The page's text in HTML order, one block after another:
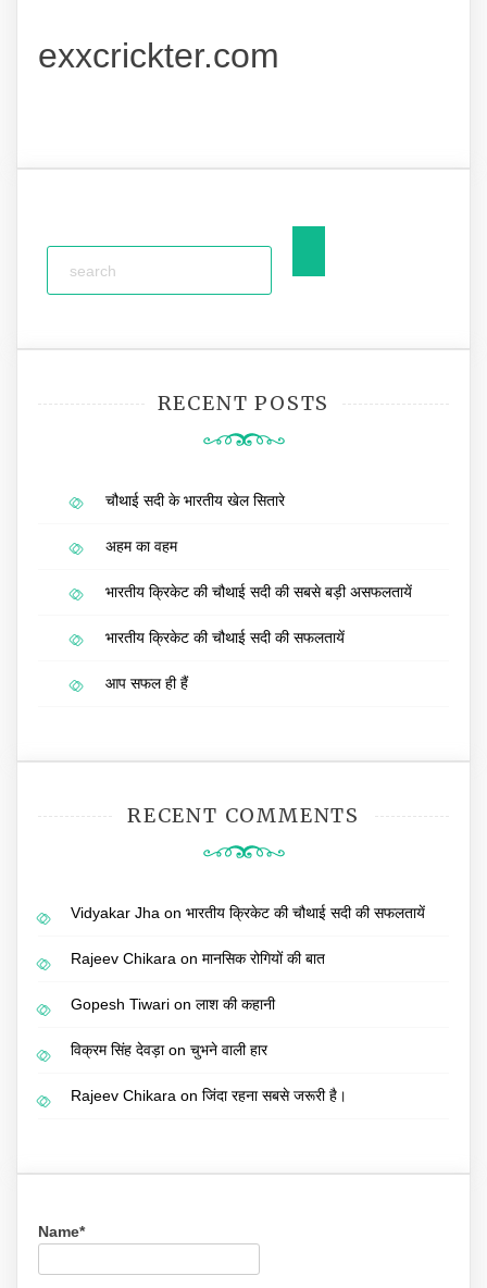
exxcrickter.com
RECENT POSTS
चौथाई सदी के भारतीय खेल सितारे
अहम का वहम
भारतीय क्रिकेट की चौथाई सदी की सबसे बड़ी असफलतायें
भारतीय क्रिकेट की चौथाई सदी की सफलतायें
आप सफल ही हैं
RECENT COMMENTS
Vidyakar Jha on भारतीय क्रिकेट की चौथाई सदी की सफलतायें
Rajeev Chikara on मानसिक रोगियों की बात
Gopesh Tiwari on लाश की कहानी
विक्रम सिंह देवड़ाon चुभने वाली हार
Rajeev Chikara on जिंदा रहना सबसे जरूरी है।
Name*